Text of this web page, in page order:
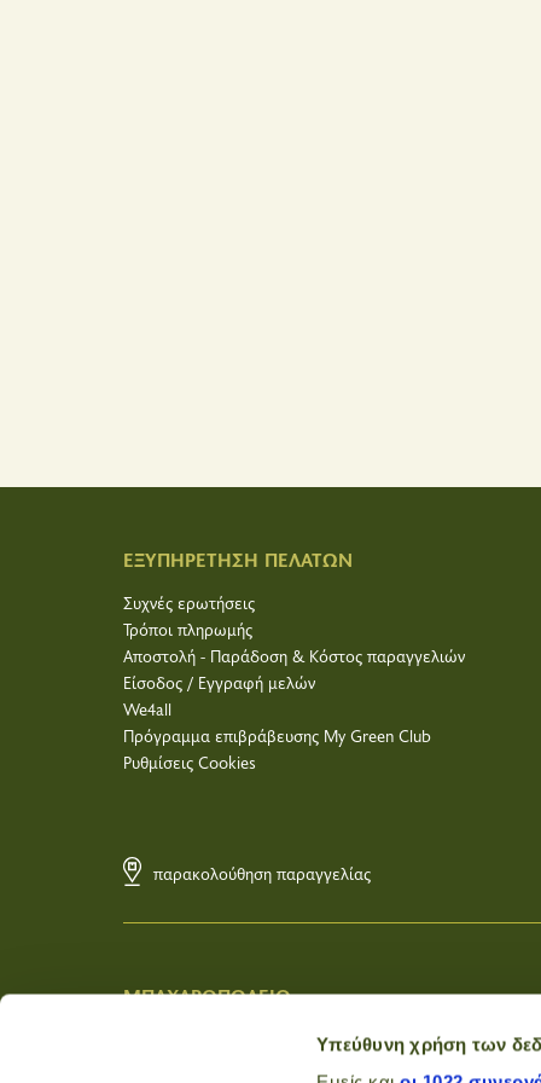
Υπεύθυνη χρήση των
ΕΞΥΠΗΡΕΤΗΣΗ ΠΕΛΑΤΩΝ
Συχνές ερωτήσεις
Τρόποι πληρωμής
Αποστολή - Παράδοση & Κόστος παραγγελιών
Είσοδος / Εγγραφή μελών
We4all
Πρόγραμμα επιβράβευσης My Green Club
Ρυθμίσεις Cookies
παρακολούθηση παραγγελίας
ΜΠΑΧΑΡΟΠΩΛΕΙΟ